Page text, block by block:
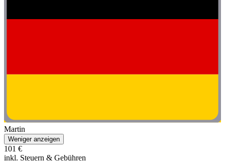
Martin
Weniger anzeigen
101 €
inkl. Steuern & Gebühren